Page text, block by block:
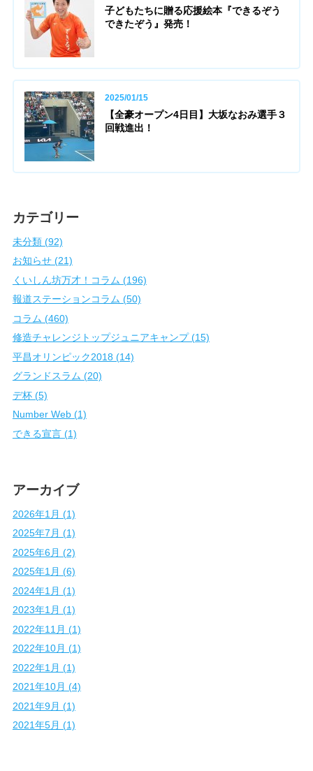
子どもたちに贈る応援絵本『できるぞう
できたぞう』発売！
2025/01/15
【全豪オープン4日目】大坂なおみ選手３
回戦進出！
カテゴリー
未分類 (92)
お知らせ (21)
くいしん坊万才！コラム (196)
報道ステーションコラム (50)
コラム (460)
修造チャレンジトップジュニアキャンプ (15)
平昌オリンピック2018 (14)
グランドスラム (20)
デ杯 (5)
Number Web (1)
できる宣言 (1)
アーカイブ
2026年1月 (1)
2025年7月 (1)
2025年6月 (2)
2025年1月 (6)
2024年1月 (1)
2023年1月 (1)
2022年11月 (1)
2022年10月 (1)
2022年1月 (1)
2021年10月 (4)
2021年9月 (1)
2021年5月 (1)